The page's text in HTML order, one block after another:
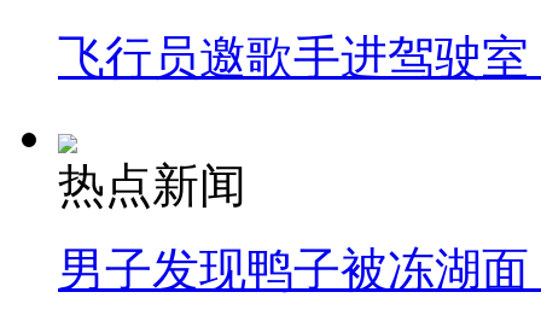
飞行员邀歌手进驾驶
热点新闻
男子发现鸭子被冻湖